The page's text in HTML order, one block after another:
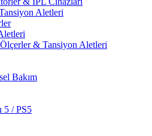
Aletleri
& Tansiyon Aletleri
Bakım
5 / PS5